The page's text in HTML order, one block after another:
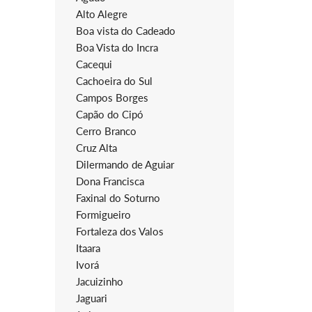
Alto Alegre
Boa vista do Cadeado
Boa Vista do Incra
Cacequi
Cachoeira do Sul
Campos Borges
Capão do Cipó
Cerro Branco
Cruz Alta
Dilermando de Aguiar
Dona Francisca
Faxinal do Soturno
Formigueiro
Fortaleza dos Valos
Itaara
Ivorá
Jacuizinho
Jaguari